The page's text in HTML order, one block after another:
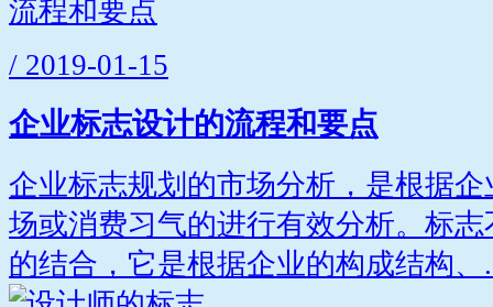
/ 2019-01-15
企业标志设计的流程和要点
企业标志规划的市场分析，是根据
场或消费习气的进行有效分析。标
的结合，它是根据企业的构成结构、